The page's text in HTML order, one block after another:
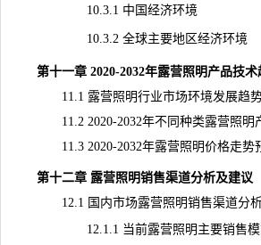
10.3.1 中国经济环境
10.3.2 全球主要地区经济环境
第十一章 2020-2032年露营照明产品技
11.1 露营照明行业市场环境发展趋
11.2 2020-2032年不同种类露营照明
11.3 2020-2032年露营照明价格走势
第十二章 露营照明销售渠道分析及建议
12.1 国内市场露营照明销售渠道分
12.1.1 当前露营照明主要销售模